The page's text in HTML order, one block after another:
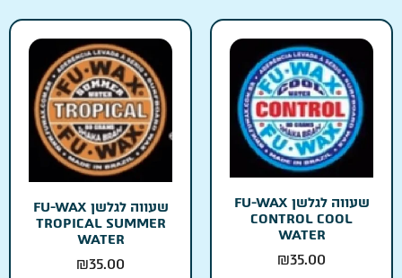
שעווה לגלשן FU-WAX
CONTROL COOL
WATER
₪35.00
שעווה לגלשן FU-WAX
TROPICAL SUMMER
WATER
₪35.00